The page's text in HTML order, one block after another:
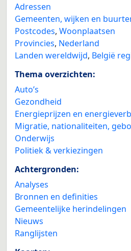
Adressen
Gemeenten, wijken en
Postcodes, Woonplaatsen
Provincies, Nederland
Landen wereldwijd, België
Thema overzichten:
Auto’s
Gezondheid
Energieprijzen en
Migratie, nationaliteiten,
Onderwijs
Politiek & verkiezingen
Achtergronden:
Analyses
Bronnen en definities
Gemeentelijke herindelingen
Nieuws
Ranglijsten